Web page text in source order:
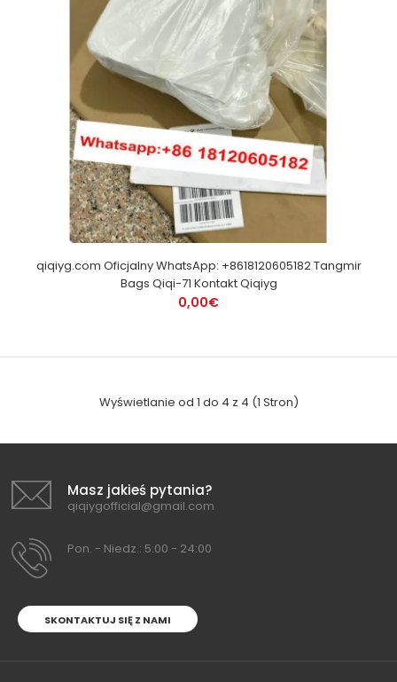
qiqiyg.com Oficjalny WhatsApp: +8618120605182 Tangmir
Bags Qiqi-71 Kontakt Qiqiyg
0,00€
Wyświetlanie od 1 do 4 z 4 (1 Stron)
Masz jakieś pytania?
qiqiygofficial@gmail.com
Pon. - Niedz.: 5:00 - 24:00
SKONTAKTUJ SIĘ Z NAMI